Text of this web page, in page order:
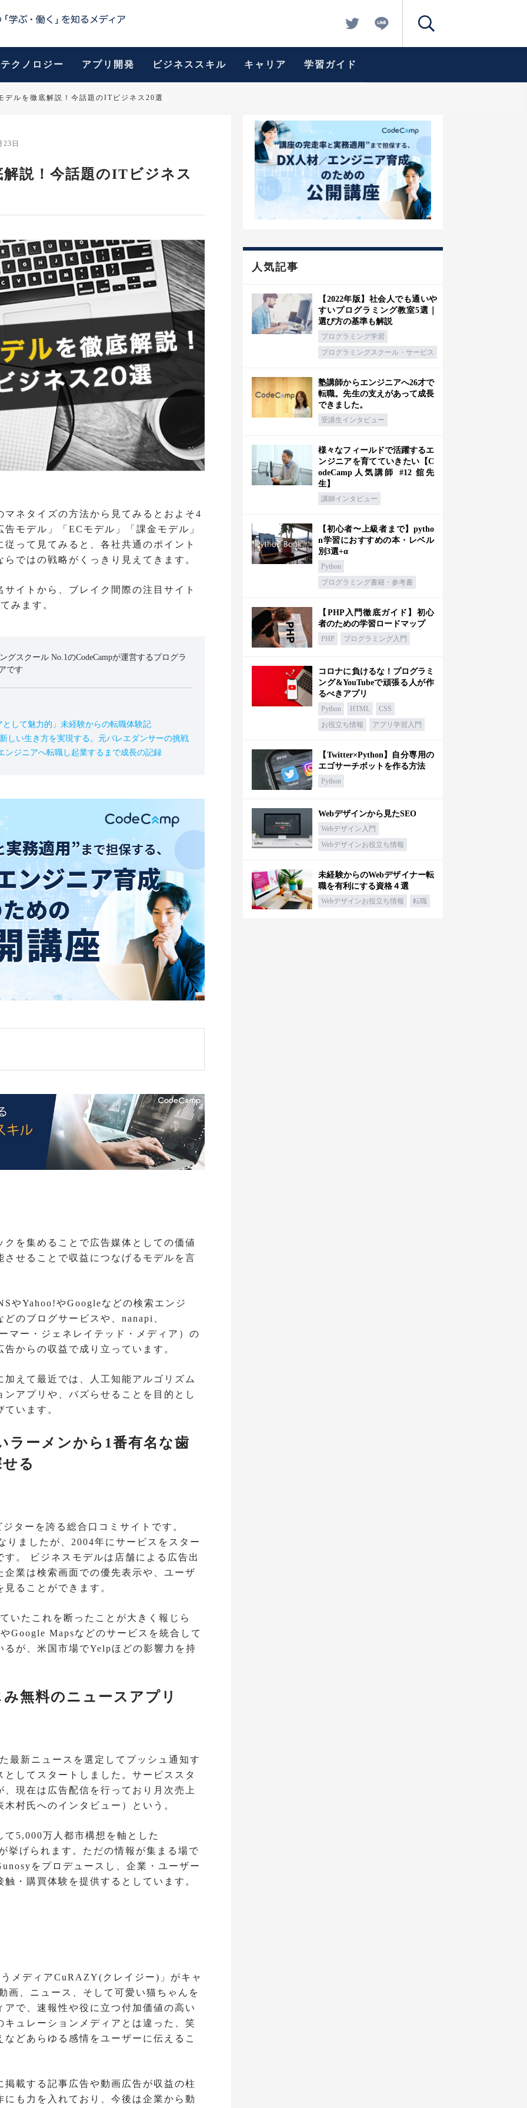
テクノロジー アプリ開発 ビジネススキル キャリア 学習ガイド
デルを徹底解説！今話題のITビジネス20選
23日
説！今話題のITビジネス
ネタイズの方法から見てみるとおよそ4
モデル」「ECモデル」「課金モデル」
って見てみると、各社共通のポイント
ではの戦略がくっきり見えてきます。
イトから、ブレイク間際の注目サイト
みます。
グスクール No.1のCodeCampが運営するプログラ
です
して魅力的」未経験からの転職体験記
しい生き方を実現する。元バレエダンサーの挑戦
ンジニアへ転職し起業するまで成長の記録
を集めることで広告媒体としての価値
せることで収益につなげるモデルを言
やYahoo!やGoogleなどの検索エンジ
のブログサービスや、nanapi、
マー・ジェネレイテッド・メディア）の
からの収益で成り立っています。
えて最近では、人工知能アルゴリズム
アプリや、バズらせることを目的とし
います。
ーメンから1番有名な歯
る
ターを誇る総合口コミサイトです。
りましたが、2004年にサービスをスター
。 ビジネスモデルは店舗による広告出
業は検索画面での優先表示や、ユーザ
ることができます。
いたこれを断ったことが大きく報じら
Google Mapsなどのサービスを統合して
が、米国市場でYelpほどの影響力を持
無料のニュースアプリ
最新ニュースを選定してプッシュ通知す
してスタートしました。サービススタ
現在は広告配信を行っており月次売上
村氏へのインタビュー）という。
5,000万人都市構想を軸とした
挙げられます。ただの情報が集まる場で
をプロデュースし、企業・ユーザー
・購買体験を提供するとしています。
メディアCuRAZY(クレイジー)」がキャ
画、ニュース、そして可愛い猫ちゃんを
で、速報性や役に立つ付加価値の高い
ュレーションメディアとは違った、笑
どあらゆる感情をユーザーに伝えるこ
載する記事広告や動画広告が収益の柱
も力を入れており、今後は企業から動
人気記事
【2022年版】社会人でも通いや
すいプログラミング教室5選｜
選び方の基準も解説
プログラミング学習
プログラミングスクール・サービス
塾講師からエンジニアへ26才で
転職。先生の支えがあって成長
できました。
受講生インタビュー
様々なフィールドで活躍するエ
ンジニアを育てていきたい【C
odeCamp人気講師 #12 舘先
生】
講師インタビュー
【初心者〜上級者まで】pytho
n学習におすすめの本・レベル
別3選+α
Python
プログラミング書籍・参考書
【PHP入門徹底ガイド】初心
者のための学習ロードマップ
PHP プログラミング入門
コロナに負けるな！プログラミ
ング&YouTubeで頑張る人が作
るべきアプリ
Python HTML
CSS
お役立ち情報
アプリ学習入門
【Twitter×Python】自分専用の
エゴサーチボットを作る方法
Python
Webデザインから見たSEO
Webデザイン入門
Webデザインお役立ち情報
未経験からのWebデザイナー転
職を有利にする資格４選
Webデザインお役立ち情報 転職